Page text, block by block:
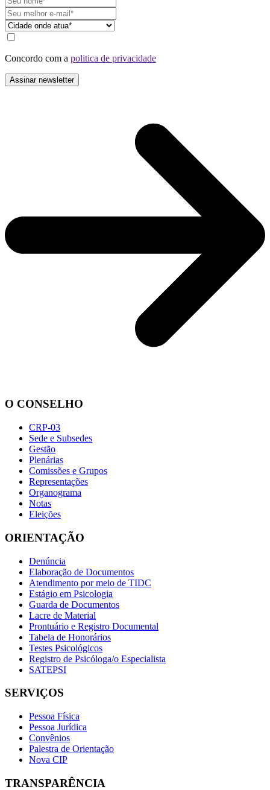
Concordo com a politica de privacidade
O CONSELHO
CRP-03
Sede e Subsedes
Gestão
Plenárias
Comissões e Grupos
Representações
Organograma
Notas
Eleições
ORIENTAÇÃO
Denúncia
Elaboração de Documentos
Atendimento por meio de TIDC
Estágio em Psicologia
Guarda de Documentos
Lacre de Material
Prontuário e Registro Documental
Tabela de Honorários
Testes Psicológicos
Registro de Psicóloga/o Especialista
SATEPSI
SERVIÇOS
Pessoa Física
Pessoa Jurídica
Convênios
Palestra de Orientação
Nova CIP
TRANSPARÊNCIA